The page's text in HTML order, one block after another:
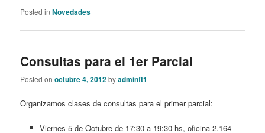
Posted in Novedades
Consultas para el 1er Parcial
Posted onoctubre 4, 2012byadminft1
Organizamos clases de consultas para el primer parcial:
Viernes 5 de Octubre de 17:30 a 19:30 hs, oficina 2.164